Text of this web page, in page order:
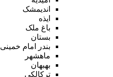
اندیمشک
ایذه
باغ ملک
بستان
بندر امام خمینی
ماهشهر
بهبهان
ترکالکی